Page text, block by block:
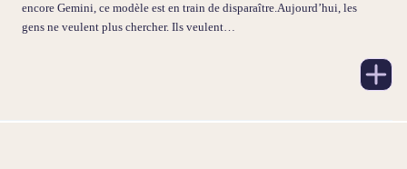
encore Gemini, ce modèle est en train de disparaître.Aujourd’hui, les
gens ne veulent plus chercher. Ils veulent…